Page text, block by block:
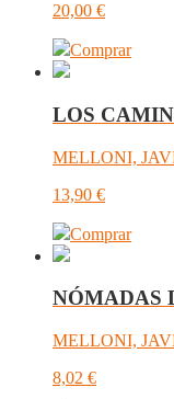
20,00 €
Comprar
LOS
MELLONI,
13,90 €
Comprar
NÓMADAS
MELLONI,
8,02 €